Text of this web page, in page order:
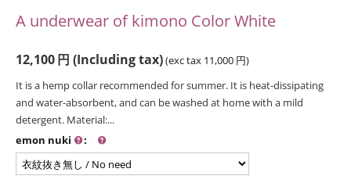
A underwear of kimono Color White
12,100円 (Including tax)(exc tax 11,000 円)
It is a hemp collar recommended for summer. It is heat-dissipating
and water-absorbent, and can be washed at home with a mild
detergent. Material:...
emon nuki
: